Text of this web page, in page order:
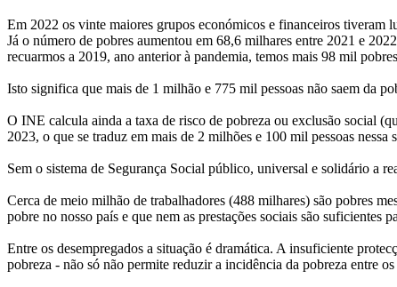
Em 2022 os vinte maiores grupos económicos e financeiros tiveram
Já o número de pobres aumentou em 68,6 milhares entre 2021 e
recuarmos a 2019, ano anterior à pandemia, temos mais 98 mil
Isto significa que mais de 1 milhão e 775 mil pessoas não saem da
O INE calcula ainda a taxa de risco de pobreza ou exclusão social
2023, o que se traduz em mais de 2 milhões e 100 mil pessoas nessa
Sem o sistema de Segurança Social público, universal e solidário a
Cerca de meio milhão de trabalhadores (488 milhares) são pobres
pobre no nosso país e que nem as prestações sociais são suficientes
Entre os desempregados a situação é dramática. A insuficiente
pobreza - não só não permite reduzir a incidência da pobreza entre